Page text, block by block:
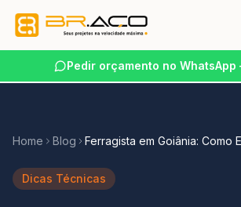
Pedir orçamento no
Home Blog
Ferragista em Goiânia: Como
Dicas Técnicas